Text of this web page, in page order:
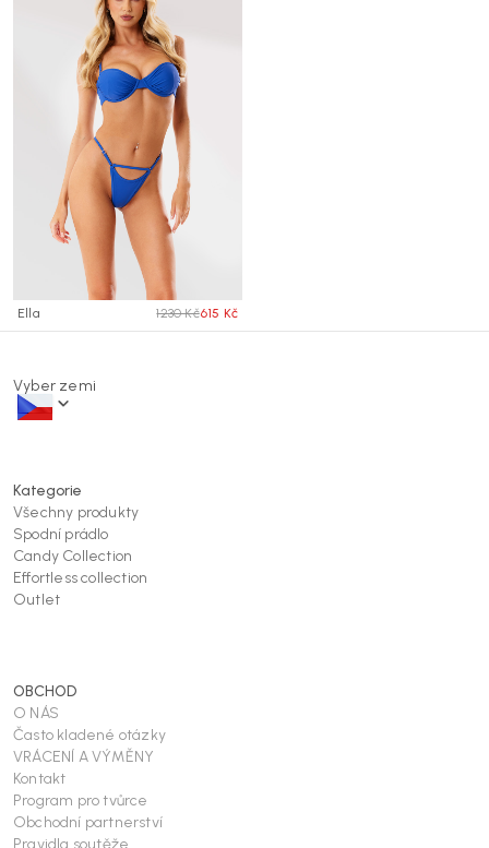
Ella 1230 Kč615 Kč
Vyber zemi
Kategorie
Všechny produkty
Spodní prádlo
Candy Collection
Effortless collection
Outlet
OBCHOD
O NÁS
Často kladené otázky
VRÁCENÍ A VÝMĚNY
Kontakt
Program pro tvůrce
Obchodní partnerství
Pravidla soutěže